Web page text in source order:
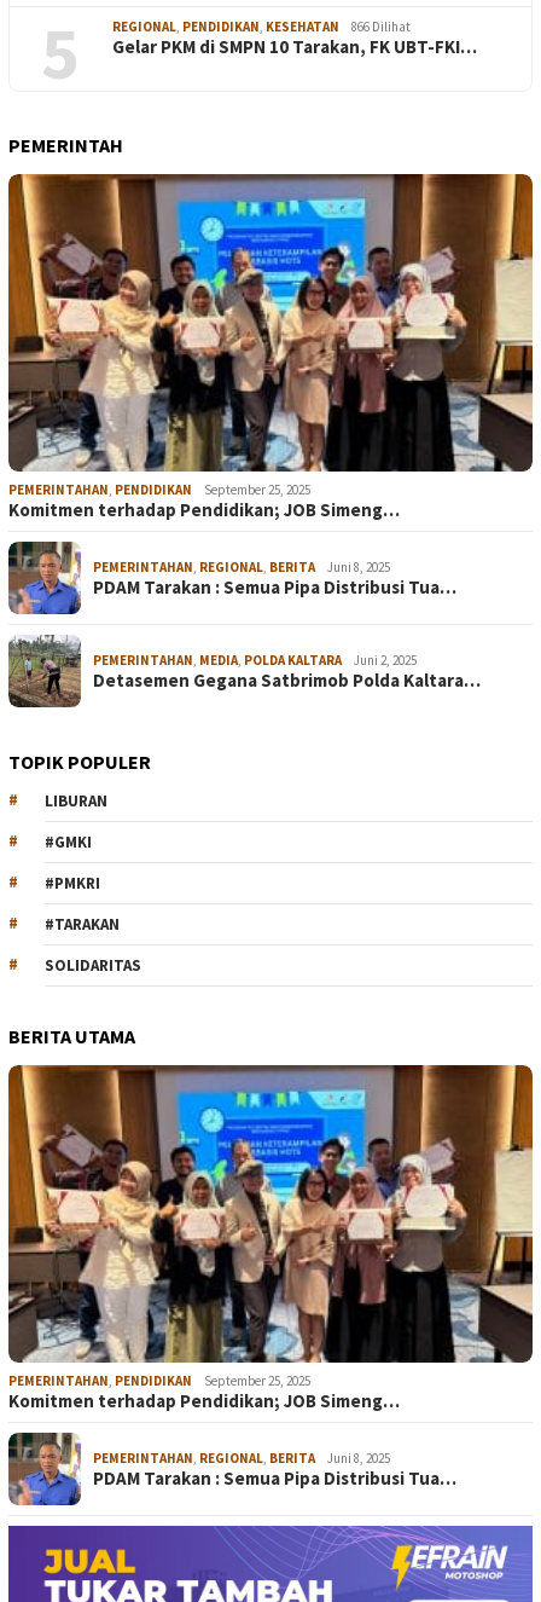
5
REGIONAL PENDIDIKAN KESEHATAN 866 Dilihat
Gelar PKM di SMPN 10 Tarakan, FK UBT-FKI…
PEMERINTAH
PEMERINTAHAN PENDIDIKAN September 25, 2025
Komitmen terhadap Pendidikan; JOB Simeng…
PEMERINTAHAN REGIONAL BERITA Juni 8, 2025
PDAM Tarakan : Semua Pipa Distribusi Tua…
PEMERINTAHAN MEDIA POLDA KALTARA Juni 2, 2025
Detasemen Gegana Satbrimob Polda Kaltara…
TOPIK POPULER
LIBURAN
#GMKI
#PMKRI
#TARAKAN
SOLIDARITAS
BERITA UTAMA
PEMERINTAHAN PENDIDIKAN September 25, 2025
Komitmen terhadap Pendidikan; JOB Simeng…
PEMERINTAHAN REGIONAL BERITA Juni 8, 2025
PDAM Tarakan : Semua Pipa Distribusi Tua…